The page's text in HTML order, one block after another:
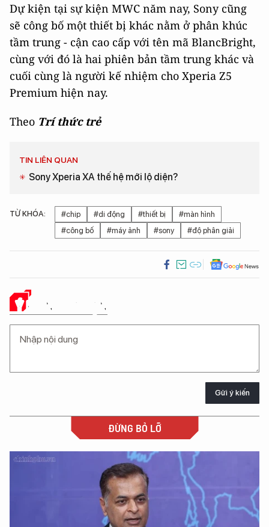
Dự kiện tại sự kiện MWC năm nay, Sony cũng
sẽ công bố một thiết bị khác nằm ở phân khúc
tầm trung - cận cao cấp với tên mã BlancBright,
cùng với đó là hai phiên bản tầm trung khác và
cuối cùng là người kế nhiệm cho Xperia Z5
Premium hiện nay.
Theo Trí thức trẻ
TIN LIÊN QUAN
Sony Xperia XA thế hệ mới lộ diện?
TỪ KHÓA: #chip #di động #thiết bị
#màn hình
#công bố
#máy ảnh #sony #độ phân giải
Ý KIẾN CỦA BẠN
Gửi ý kiến
ĐỪNG BỎ LỠ